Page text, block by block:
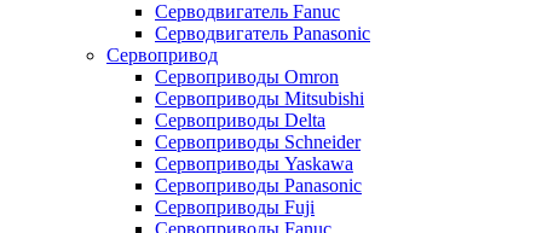
Серводвигатель Fanuc
Серводвигатель Panasonic
Сервопривод
Сервоприводы Omron
Сервоприводы Mitsubishi
Сервоприводы Delta
Сервоприводы Schneider
Сервоприводы Yaskawa
Сервоприводы Panasonic
Сервоприводы Fuji
Сервоприводы Fanuc